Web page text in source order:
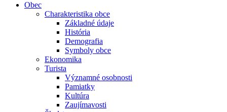
Obec
Charakteristika obce
Základné údaje
História
Demografia
Symboly obce
Ekonomika
Turista
Významné osobnosti
Pamiatky
Kultúra
Zaujímavosti